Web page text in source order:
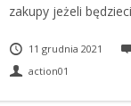
zakupy jeżeli
11 grudnia 2021
action01